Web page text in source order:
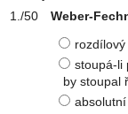
Weber-
stoupá-li
by stoupal